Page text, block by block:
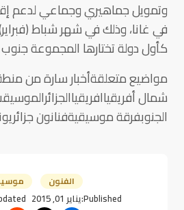
وتمويل جماهيري وجماعي لدعم
كأول دولة تختارها المجموعة جنوب
مواضيع متعلقةأخبار سارة من
شمال
الجنوبفرقة موسيقيةفنانون
الفنون
Published:يناير 01, 2015